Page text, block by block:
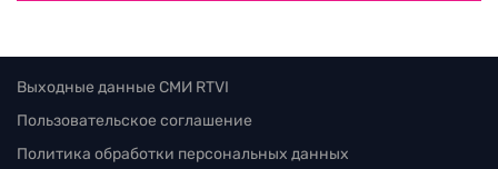
Выходные данные СМИ RTVI
Пользовательское соглашение
Политика обработки персональных данных